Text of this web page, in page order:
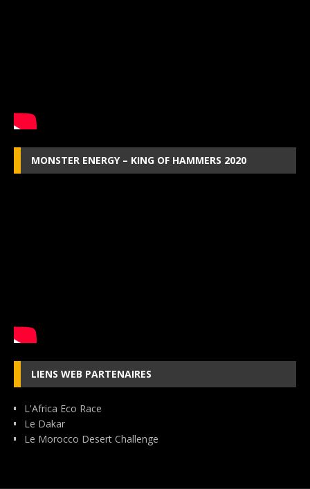
MONSTER ENERGY – KING OF HAMMERS 2020
LIENS WEB PARTENAIRES
L'Africa Eco Race
Le Dakar
Le Morocco Desert Challenge